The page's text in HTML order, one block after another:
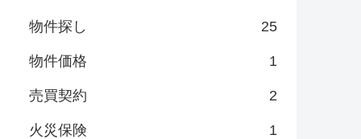
物件探し 25
物件価格 1
売買契約 2
火災保険 1